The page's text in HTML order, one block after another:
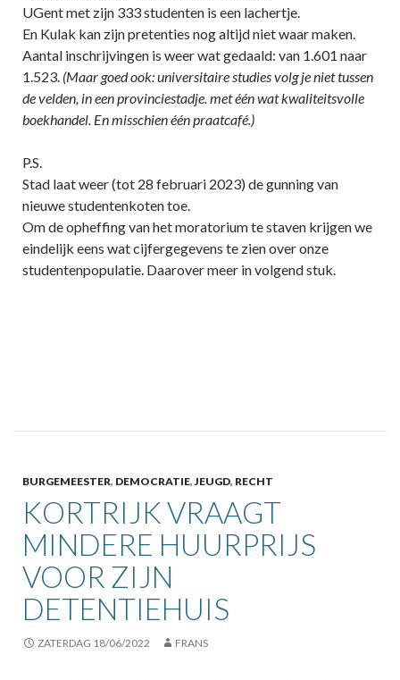
UGent met zijn 333 studenten is een lachertje.
En Kulak kan zijn pretenties nog altijd niet waar maken.
Aantal inschrijvingen is weer wat gedaald: van 1.601 naar
1.523. (Maar goed ook: universitaire studies volg je niet tussen
de velden, in een provinciestadje. met één wat kwaliteitsvolle
boekhandel. En misschien één praatcafé.)
P.S.
Stad laat weer (tot 28 februari 2023) de gunning van
nieuwe studentenkoten toe.
Om de opheffing van het moratorium te staven krijgen we
eindelijk eens wat cijfergegevens te zien over onze
studentenpopulatie. Daarover meer in volgend stuk.
BURGEMEESTER, DEMOCRATIE,JEUGD, RECHT
KORTRIJK VRAAGT
MINDERE HUURPRIJS
VOOR ZIJN
DETENTIEHUIS
ZATERDAG 18/06/2022 FRANS